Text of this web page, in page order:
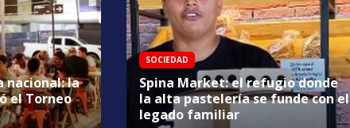
nacional: la
el Torneo
SOCIEDAD
Spina Market: el refugio donde
la alta pastelería se funde con el
legado familiar